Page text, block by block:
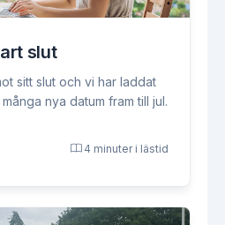
slut
sitt slut och vi har laddat
nya datum fram till jul.
4 minuter i lästid